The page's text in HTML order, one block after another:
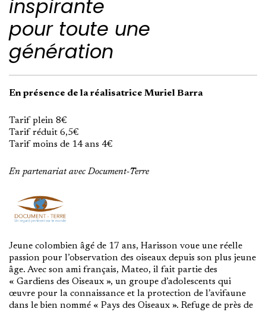
inspirante
pour toute une
génération
En présence de la réalisatrice Muriel Barra
Tarif plein 8€
Tarif réduit 6,5€
Tarif moins de 14 ans 4€
En partenariat avec Document-Terre
Jeune colombien âgé de 17 ans, Harisson voue une réelle
passion pour l’observation des oiseaux depuis son plus jeune
âge. Avec son ami français, Mateo, il fait partie des
« Gardiens des Oiseaux », un groupe d’adolescents qui
œuvre pour la connaissance et la protection de l’avifaune
dans le bien nommé « Pays des Oiseaux ». Refuge de près de